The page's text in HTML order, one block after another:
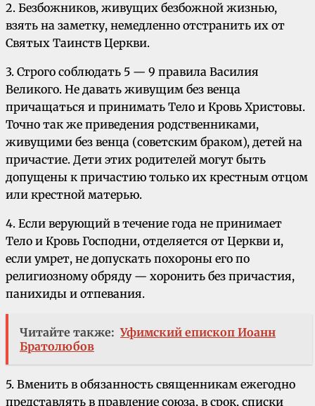
2. Безбожников, живущих безбожной жизнью,
взять на заметку, немедленно отстранить их от
Святых Таинств Церкви.
3. Строго соблюдать 5 — 9 правила Василия
Великого. Не давать живущим без венца
причащаться и принимать Тело и Кровь Христовы.
Точно так же приведения родственниками,
живущими без венца (советским браком), детей на
причастие. Дети этих родителей могут быть
допущены к причастию только их крестным отцом
или крестной матерью.
4. Если верующий в течение года не принимает
Тело и Кровь Господни, отделяется от Церкви и,
если умрет, не допускать похороны его по
религиозному обряду — хоронить без причастия,
панихиды и отпевания.
Читайте также: Уфимский епископ Иоанн
Братолюбов
5. Вменить в обязанность священникам ежегодно
представлять в правление союза, в срок, списки